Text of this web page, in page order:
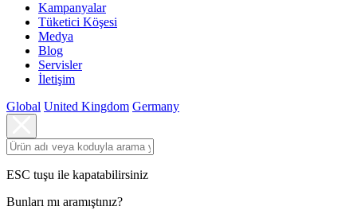
Kampanyalar
Tüketici Köşesi
Medya
Blog
Servisler
İletişim
Global United Kingdom Germany
ESC tuşu ile kapatabilirsiniz
Bunları mı aramıştınız?